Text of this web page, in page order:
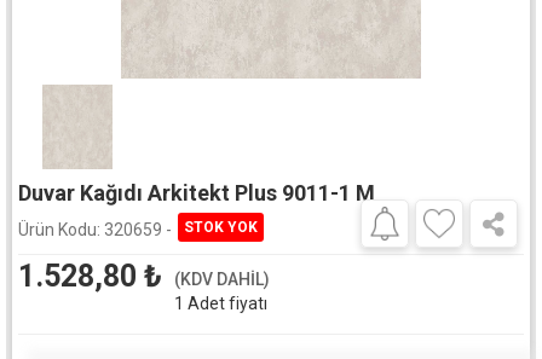
Duvar Kağıdı Arkitekt Plus 9011-1 M
Ürün Kodu: 320659 -
1.528,80 ₺
(KDV DAHİL)
1 Adet fiyatı